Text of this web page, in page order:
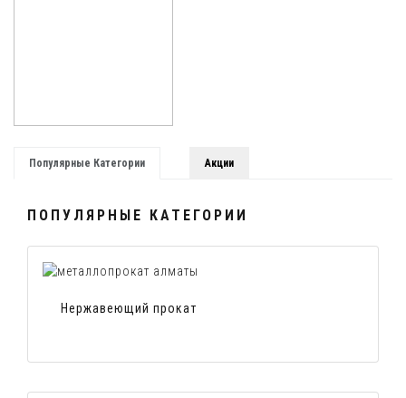
Популярные Категории Акции
ПОПУЛЯРНЫЕ КАТЕГОРИИ
Нержавеющий прокат